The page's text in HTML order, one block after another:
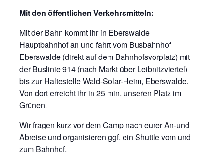
Mit den öffentlichen Verkehrsmitteln:
Mit der Bahn kommt ihr in Eberswalde
Hauptbahnhof an und fahrt vom Busbahnhof
Eberswalde (direkt auf dem Bahnhofsvorplatz) mit
der Buslinie 914 (nach Markt über Leibnitzviertel)
bis zur Haltestelle Wald-Solar-Heim, Eberswalde.
Von dort erreicht ihr in 25 min. unseren Platz im
Grünen.
Wir fragen kurz vor dem Camp nach eurer An-und
Abreise und organisieren ggf. ein Shuttle vom und
zum Bahnhof.